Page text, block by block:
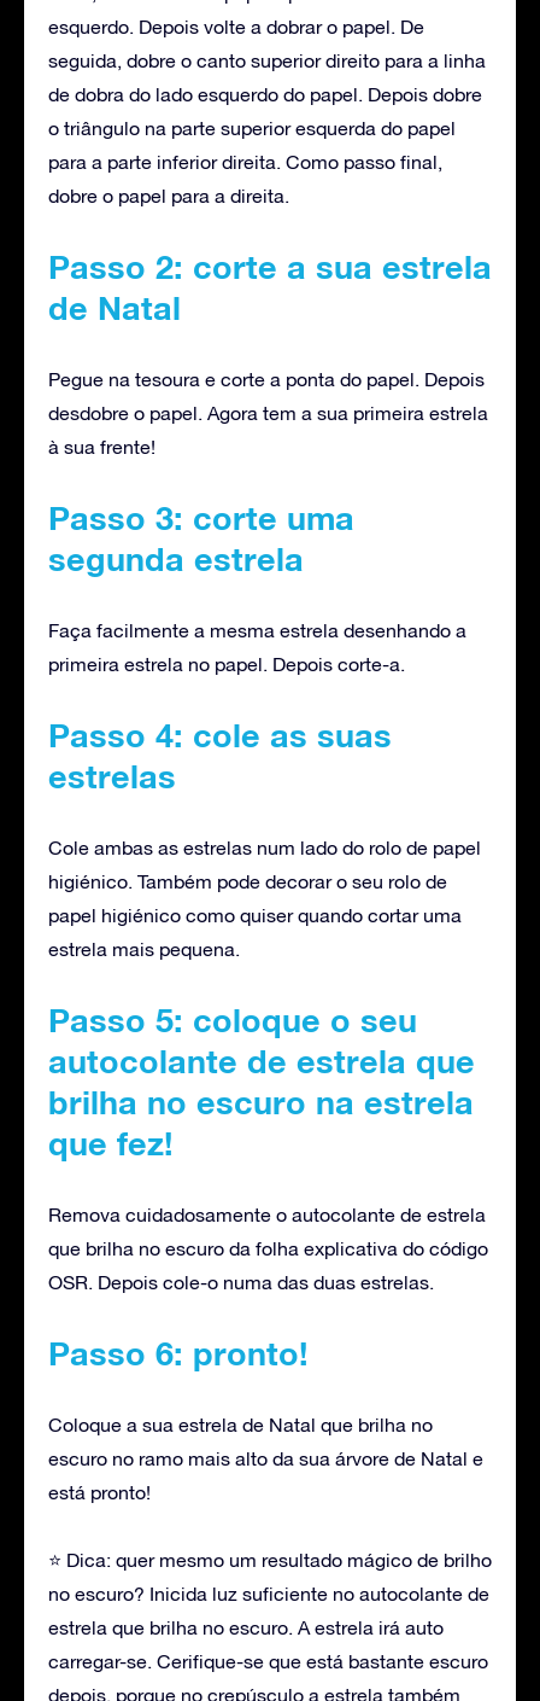
esquerdo. Depois volte a dobrar o papel. De
seguida, dobre o canto superior direito para a linha
de dobra do lado esquerdo do papel. Depois dobre
o triângulo na parte superior esquerda do papel
para a parte inferior direita. Como passo final,
dobre o papel para a direita.
Passo 2: corte a sua estrela
de Natal
Pegue na tesoura e corte a ponta do papel. Depois
desdobre o papel. Agora tem a sua primeira estrela
à sua frente!
Passo 3: corte uma
segunda estrela
Faça facilmente a mesma estrela desenhando a
primeira estrela no papel. Depois corte-a.
Passo 4: cole as suas
estrelas
Cole ambas as estrelas num lado do rolo de papel
higiénico. Também pode decorar o seu rolo de
papel higiénico como quiser quando cortar uma
estrela mais pequena.
Passo 5: coloque o seu
autocolante de estrela que
brilha no escuro na estrela
que fez!
Remova cuidadosamente o autocolante de estrela
que brilha no escuro da folha explicativa do código
OSR. Depois cole-o numa das duas estrelas.
Passo 6: pronto!
Coloque a sua estrela de Natal que brilha no
escuro no ramo mais alto da sua árvore de Natal e
está pronto!
⭐ Dica: quer mesmo um resultado mágico de brilho
no escuro? Inicida luz suficiente no autocolante de
estrela que brilha no escuro. A estrela irá auto
carregar-se. Cerifique-se que está bastante escuro
depois, porque no crepúsculo a estrela também